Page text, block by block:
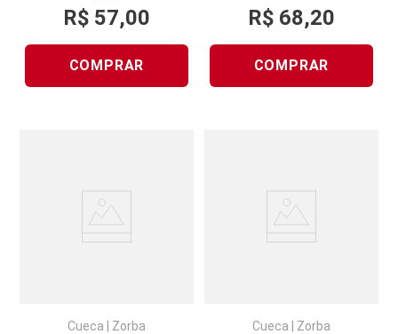
R$ 57,00
COMPRAR
R$ 68,20
COMPRAR
Cueca Zorba Cueca Zorba